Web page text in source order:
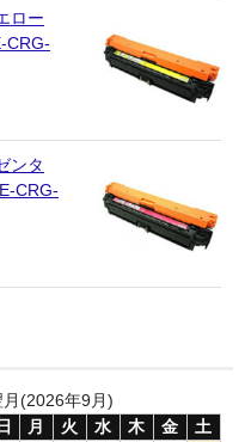
ロー
CRG-
ンタ
CRG-
月(2026年9月)
日
月 火 水 木 金
土